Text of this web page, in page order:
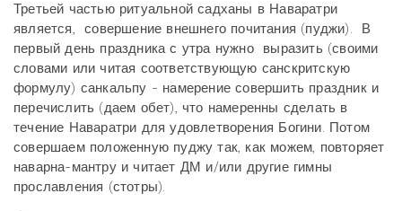
Третьей частью ритуальной садханы в Наваратри
является, совершение внешнего почитания (пуджи). В
первый день праздника с утра нужно выразить (своими
словами или читая соответствующую санскритскую
формулу) санкальпу - намерение совершить праздник и
перечислить (даем обет), что намеренны сделать в
течение Наваратри для удовлетворения Богини. Потом
совершаем положенную пуджу так, как можем, повторяет
наварна-мантру и читает ДМ и/или другие гимны
прославления (стотры).